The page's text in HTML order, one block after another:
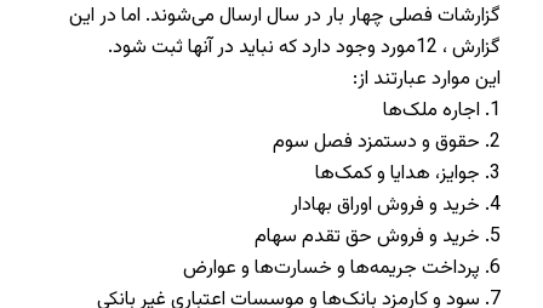
گزارشات فصلی چهار بار در سال ارسال می‌شوند. اما در این
گزارش ، 12مورد وجود دارد که نباید در آنها ثبت شود.
این موارد عبارتند از:
1. اجاره ملک‌ها
2. حقوق و دستمزد فصل سوم
3. جوایز، هدایا و کمک‌ها
4. خرید و فروش اوراق بهادار
5. خرید و فروش حق تقدم سهام
6. پرداخت جریمه‌ها و خسارت‌ها و عوارض
7. سود و کارمزد بانک‌ها و موسسات اعتباری غیر بانکی